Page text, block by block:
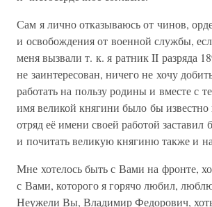
Сам я лично отказываюсь от чинов,
и освобождения от военной службы,
меня вызвали т. к. я ратник II разряда
не заинтересован, ничего не хочу
работать на пользу родины и вместе с
имя великой княгини было бы
отряд её имени своей работой
и почитать великую княгиню также и
Мне хотелось быть с Вами на фронте,
с Вами, которого я горячо любил,
Неужели Вы, Владимир Федорович,